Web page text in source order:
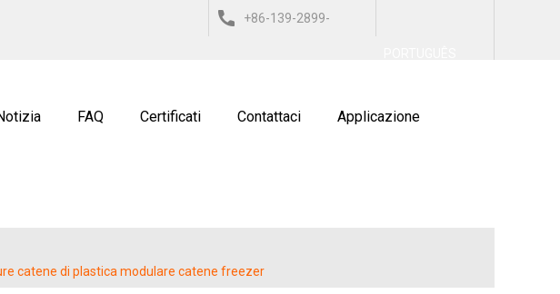
+86-139-2899-
FAQ Certificati Contattaci Applicazione
catene di plastica modulare catene freezer